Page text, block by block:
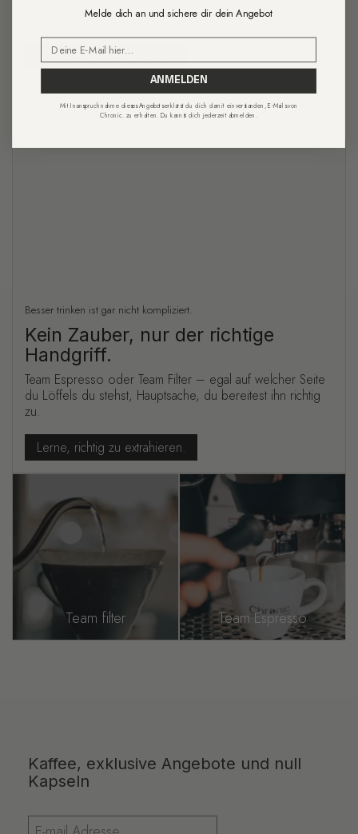
perfekt für deinen Lieblingsespresso oder Filterkaffee.
Unsere Kaffees entdecken
Besser trinken ist gar nicht kompliziert.
Kein Zauber, nur der richtige
Handgriff.
Team Espresso oder Team Filter – egal auf welcher Seite
du Löffels du stehst, Hauptsache, du bereitest ihn richtig
zu.
Lerne, richtig zu extrahieren.
Team filter Team Espresso
Kaffee, exklusive Angebote und null
Kapseln
Melde dich an und sichere dir dein Angebot
Email
ANMELDEN
Mit Inanspruchnahme dieses Angebots erklärst du dich damit einverstanden, E-Mails von
Chronic. zu erhalten. Du kannst dich jederzeit abmelden.